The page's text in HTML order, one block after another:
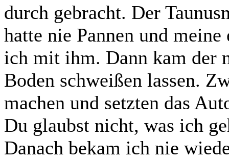
durch gebracht. Der
hatte nie Pannen und
ich mit ihm. Dann kam der
Boden schweißen lassen.
machen und setzten das
Du glaubst nicht, was ich
Danach bekam ich nie